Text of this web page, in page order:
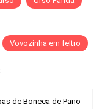
Vovozinha em feltro
de Boneca de Pano